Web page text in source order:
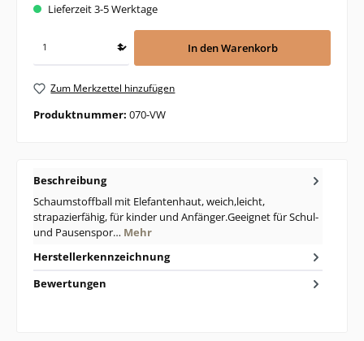
Lieferzeit 3-5 Werktage
In den Warenkorb
Zum Merkzettel hinzufügen
Produktnummer: 070-VW
Beschreibung
Schaumstoffball mit Elefantenhaut, weich,leicht,
strapazierfähig, für kinder und Anfänger.Geeignet für Schul-
und Pausenspor… Mehr
Herstellerkennzeichnung
Bewertungen